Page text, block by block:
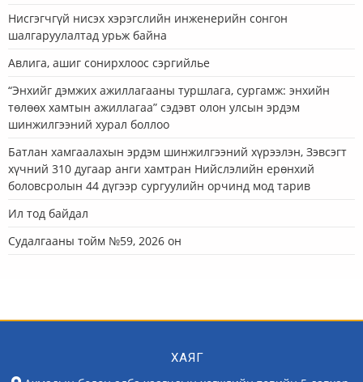
Нисгэгчгүй нисэх хэрэгслийн инженерийн сонгон
шалгаруулалтад урьж байна
Авлига, ашиг сонирхлоос сэргийлье
“Энхийг дэмжих ажиллагааны туршлага, сургамж: энхийн
төлөөх хамтын ажиллагаа” сэдэвт олон улсын эрдэм
шинжилгээний хурал боллоо
Батлан хамгаалахын эрдэм шинжилгээний хүрээлэн, Зэвсэгт
хүчний 310 дугаар анги хамтран Нийслэлийн ерөнхий
боловсролын 44 дүгээр сургуулийн орчинд мод тарив
Ил тод байдал
Судалгааны тойм №59, 2026 он
ХАЯГ